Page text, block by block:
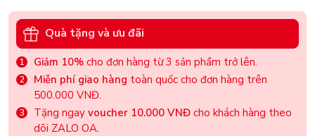
Quà tặng và ưu đãi
Giảm 10% cho đơn hàng từ 3 sản phẩm trở lên.
Miễn phí giao hàng toàn quốc cho đơn hàng trên
500.000 VNĐ.
Tặng ngay voucher 10.000 VNĐ cho khách hàng theo
dõi ZALO OA.